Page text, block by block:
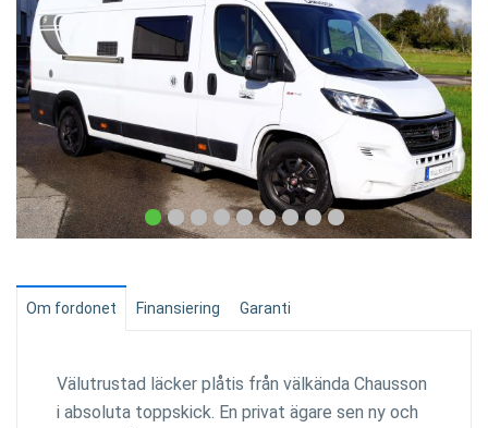
Om fordonet Finansiering Garanti
Välutrustad läcker plåtis från välkända Chausson
i absoluta toppskick. En privat ägare sen ny och